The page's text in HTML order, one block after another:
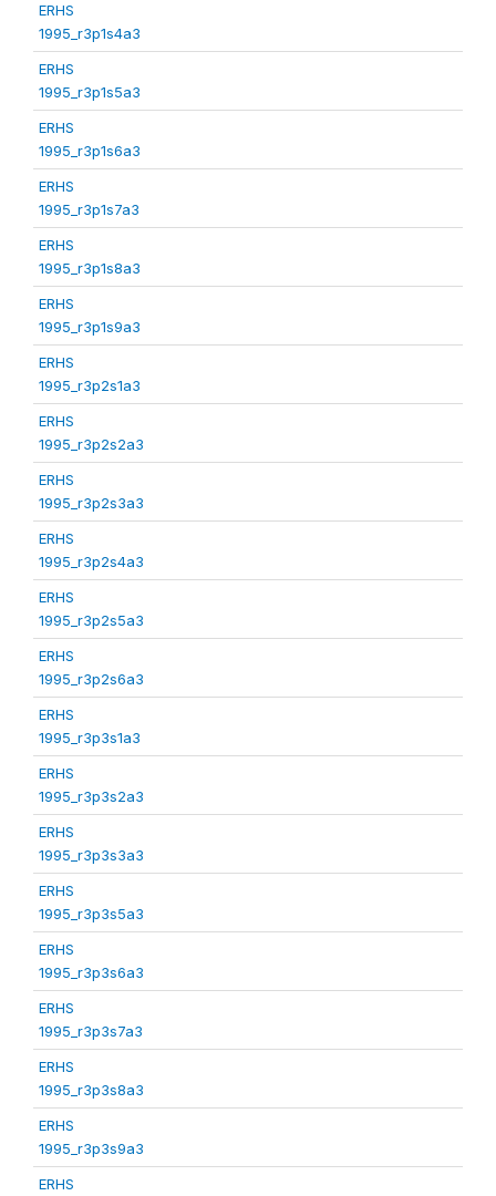
ERHS
1995_r3p1s4a3
ERHS
1995_r3p1s5a3
ERHS
1995_r3p1s6a3
ERHS
1995_r3p1s7a3
ERHS
1995_r3p1s8a3
ERHS
1995_r3p1s9a3
ERHS
1995_r3p2s1a3
ERHS
1995_r3p2s2a3
ERHS
1995_r3p2s3a3
ERHS
1995_r3p2s4a3
ERHS
1995_r3p2s5a3
ERHS
1995_r3p2s6a3
ERHS
1995_r3p3s1a3
ERHS
1995_r3p3s2a3
ERHS
1995_r3p3s3a3
ERHS
1995_r3p3s5a3
ERHS
1995_r3p3s6a3
ERHS
1995_r3p3s7a3
ERHS
1995_r3p3s8a3
ERHS
1995_r3p3s9a3
ERHS